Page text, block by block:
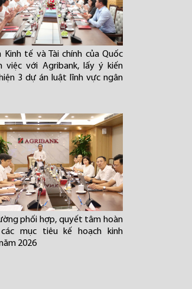
Kinh tế và Tài chính của Quốc
việc với Agribank, lấy ý kiến
3 dự án luật lĩnh vực ngân
phối hợp, quyết tâm hoàn
mục tiêu kế hoạch kinh
2026